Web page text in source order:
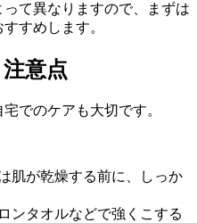
て異なりますので、まずは
すめします。
意点
でのケアも大切です。
肌が乾燥する前に、しっか
ンタオルなどで強くこする